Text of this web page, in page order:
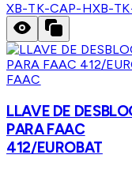
XB-TK-CAP-HXB-
FAAC
LLAVE DE
PARA FAAC
412/EUROBAT